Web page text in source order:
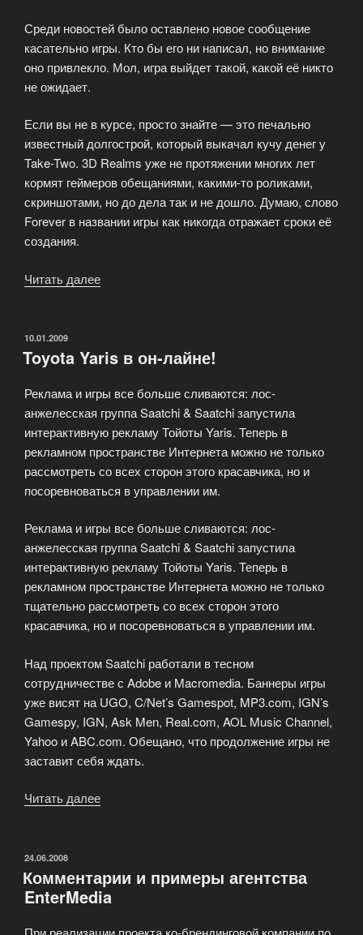
Среди новостей было оставлено новое сообщение
касательно игры. Кто бы его ни написал, но внимание
оно привлекло. Мол, игра выйдет такой, какой её никто
не ожидает.
Если вы не в курсе, просто знайте — это печально
известный долгострой, который выкачал кучу денег у
Take-Two. 3D Realms уже не протяжении многих лет
кормят геймеров обещаниями, какими-то роликами,
скриншотами, но до дела так и не дошло. Думаю, слово
Forever в названии игры как никогда отражает сроки её
создания.
Читать далее
и
выходе
Duke
Nukem
Forever»
ОПУБЛИКОВАНО
10.01.2009
Toyota Yaris в он-лайне!
Реклама и игры все больше сливаются: лос-
анжелесская группа Saatchi & Saatchi запустила
интерактивную рекламу Тойоты Yaris. Теперь в
рекламном пространстве Интернета можно не только
рассмотреть со всех сторон этого красавчика, но и
посоревноваться в управлении им.
Реклама и игры все больше сливаются: лос-
анжелесская группа Saatchi & Saatchi запустила
интерактивную рекламу Тойоты Yaris. Теперь в
рекламном пространстве Интернета можно не только
тщательно рассмотреть со всех сторон этого
красавчика, но и посоревноваться в управлении им.
Над проектом Saatchi работали в тесном
сотрудничестве с Adobe и Macromedia. Баннеры игры
уже висят на UGO, C/Net’s Gamespot, MP3.com, IGN’s
Gamespy, IGN, Ask Men, Real.com, AOL Music Channel,
Yahoo и ABC.com. Обещано, что продолжение игры не
заставит себя ждать.
Читать далее
лайне!»
ОПУБЛИКОВАНО
24.06.2008
Комментарии и примеры агентства
EnterMedia